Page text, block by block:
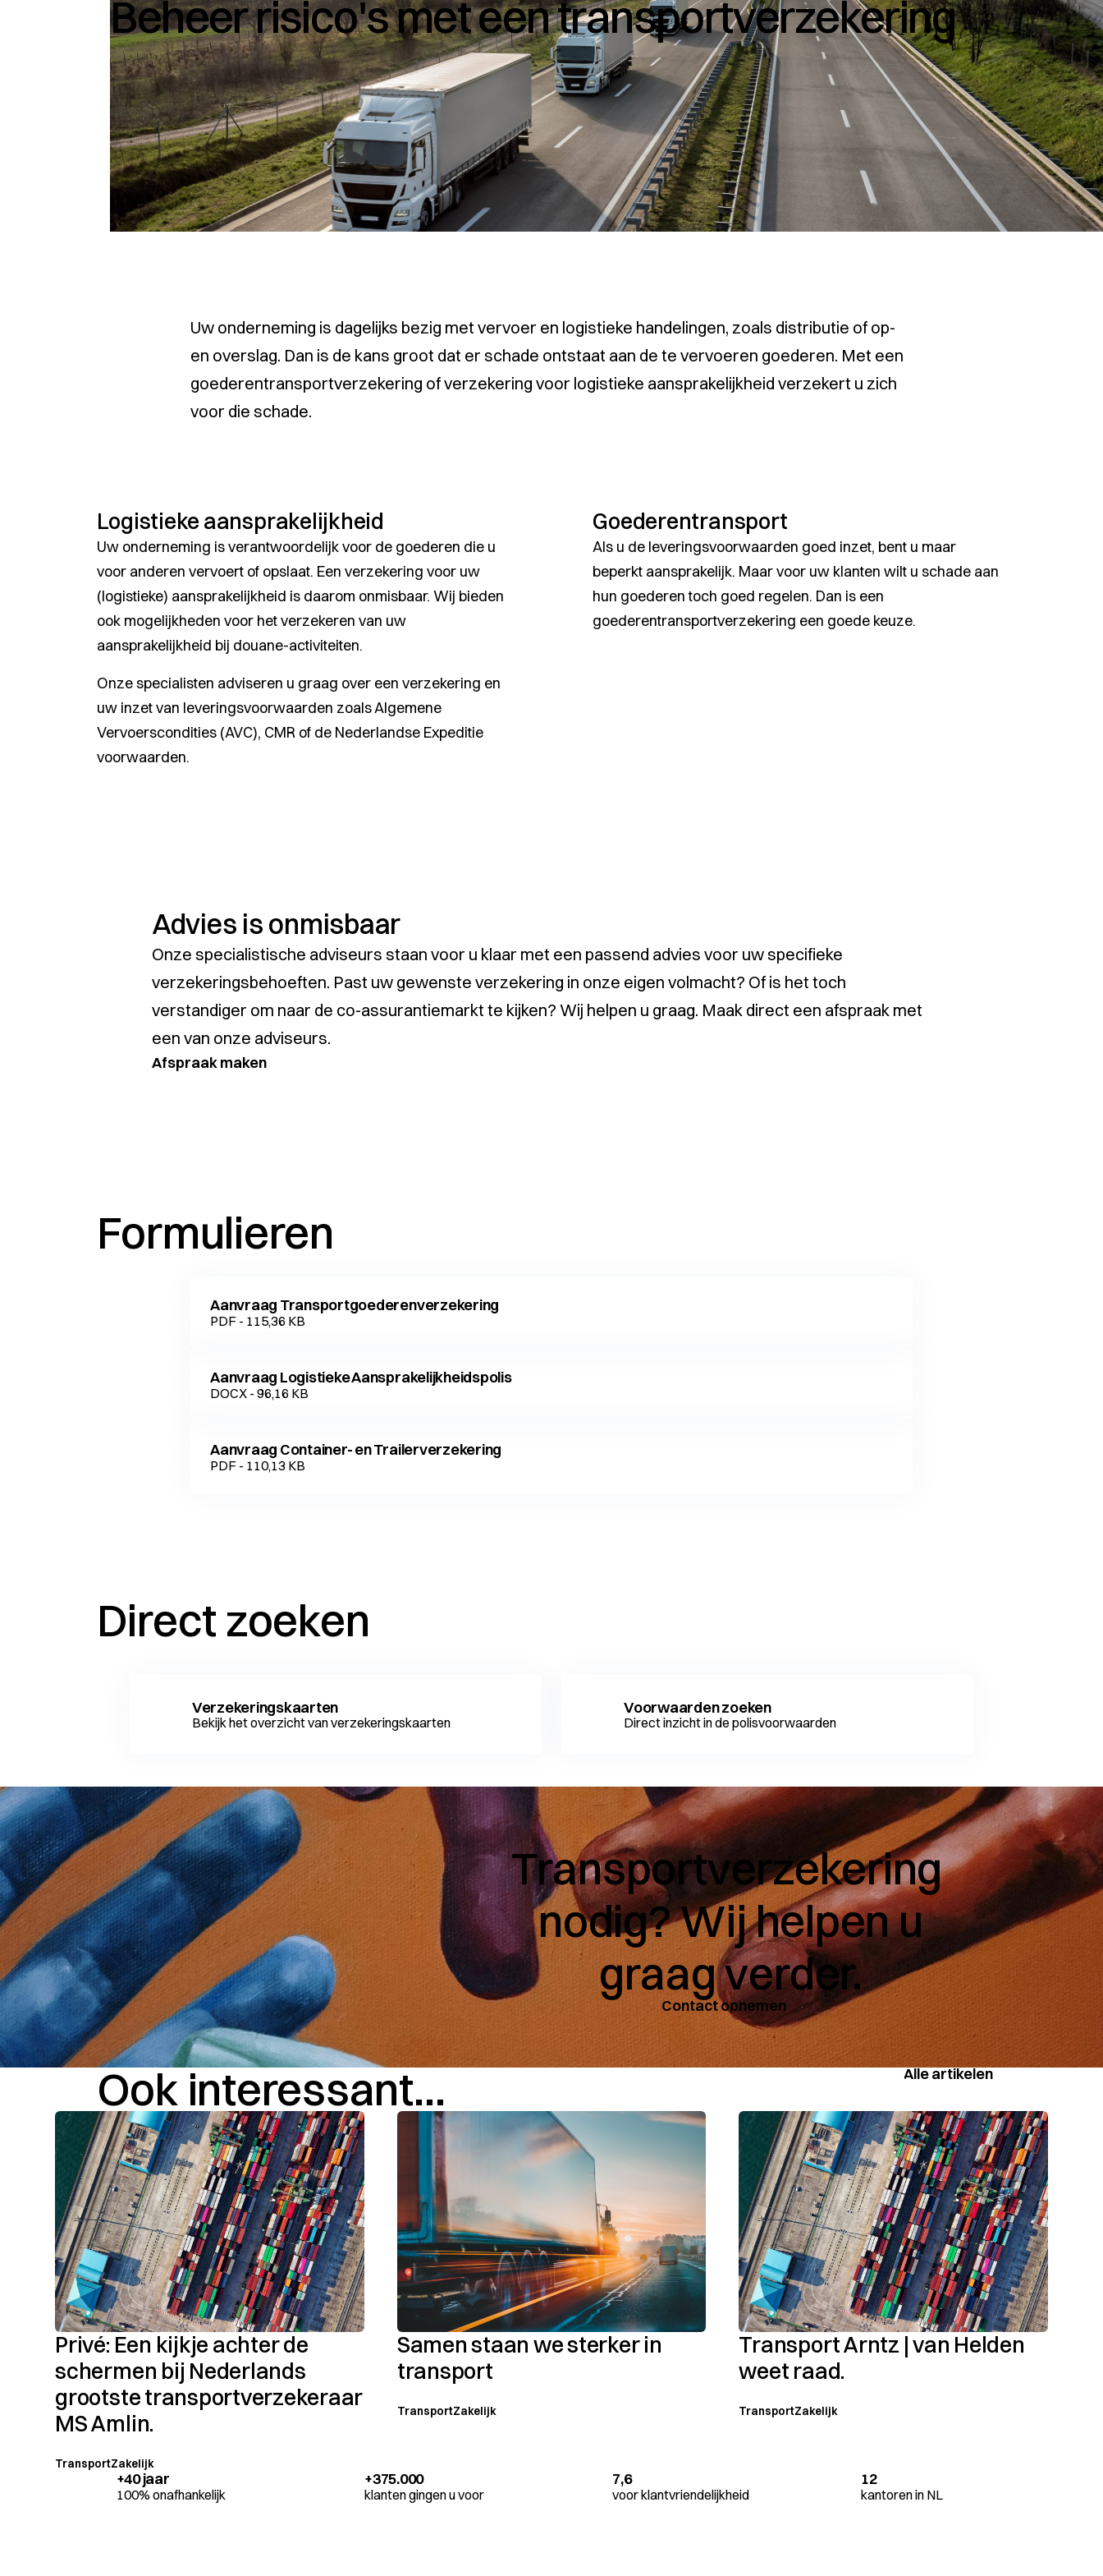
Beheer risico's met een transportverzekering
Uw onderneming is dagelijks bezig met vervoer en logistieke handelingen, zoals distributie of op-
en overslag. Dan is de kans groot dat er schade ontstaat aan de te vervoeren goederen. Met een
goederentransportverzekering of verzekering voor logistieke aansprakelijkheid verzekert u zich
voor die schade.
Logistieke aansprakelijkheid
Uw onderneming is verantwoordelijk voor de goederen die u
voor anderen vervoert of opslaat. Een verzekering voor uw
(logistieke) aansprakelijkheid is daarom onmisbaar. Wij bieden
ook mogelijkheden voor het verzekeren van uw
aansprakelijkheid bij douane-activiteiten.
Onze specialisten adviseren u graag over een verzekering en
uw inzet van leveringsvoorwaarden zoals Algemene
Vervoerscondities (AVC), CMR of de Nederlandse Expeditie
voorwaarden.
Goederentransport
Als u de leveringsvoorwaarden goed inzet, bent u maar
beperkt aansprakelijk. Maar voor uw klanten wilt u schade aan
hun goederen toch goed regelen. Dan is een
goederentransportverzekering een goede keuze.
Advies is onmisbaar
Onze specialistische adviseurs staan voor u klaar met een passend advies voor uw specifieke
verzekeringsbehoeften. Past uw gewenste verzekering in onze eigen volmacht? Of is het toch
verstandiger om naar de co-assurantiemarkt te kijken? Wij helpen u graag. Maak direct een afspraak met
een van onze adviseurs.
Afspraak maken
Formulieren
Aanvraag Transportgoederenverzekering
PDF - 115,36 KB
Aanvraag Logistieke Aansprakelijkheidspolis
DOCX - 96,16 KB
Aanvraag Container- en Trailerverzekering
PDF - 110,13 KB
Direct zoeken
Verzekeringskaarten
Bekijk het overzicht van verzekeringskaarten
Voorwaarden zoeken
Direct inzicht in de polisvoorwaarden
Transportverzekering
nodig? Wij helpen u
graag verder.
Contact opnemen
Ook interessant... Alle artikelen
Privé: Een kijkje achter de
schermen bij Nederlands
grootste transportverzekeraar
MS Amlin.
TransportZakelijk
Samen staan we sterker in
transport
TransportZakelijk
Transport Arntz | van Helden
weet raad.
TransportZakelijk
+40 jaar
100% onafhankelijk
+375.000
klanten gingen u voor
7,6
voor klantvriendelijkheid
12
kantoren in NL